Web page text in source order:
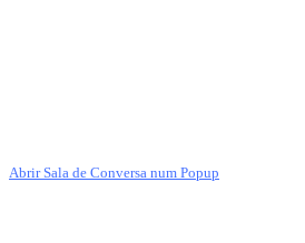
Abrir Sala de Conversa num Popup